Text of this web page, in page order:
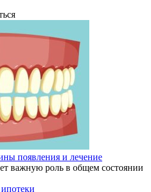
появления и лечение
важную роль в общем состоянии